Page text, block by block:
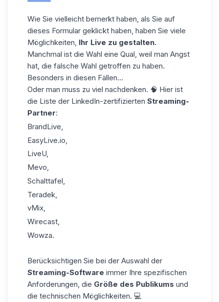
Wie Sie vielleicht bemerkt haben, als Sie auf
dieses Formular geklickt haben, haben Sie viele
Möglichkeiten, Ihr Live zu gestalten.
Manchmal ist die Wahl eine Qual, weil man Angst
hat, die falsche Wahl getroffen zu haben.
Besonders in diesen Fällen...
Oder man muss zu viel nachdenken. 🧠 Hier ist
die Liste der LinkedIn-zertifizierten Streaming-
Partner:
BrandLive
EasyLive.io
LiveU,
Mevo,
Schalttafel
Teradek
vMix,
Wirecast,
Wowza.
Berücksichtigen Sie bei der Auswahl der
Streaming-Software immer Ihre spezifischen
Anforderungen, die Größe des Publikums und
die technischen Möglichkeiten. 💻